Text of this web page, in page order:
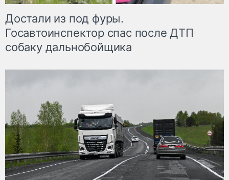
Достали из под фуры.
Госавтоинспектор спас после ДТП
собаку дальнобойщика